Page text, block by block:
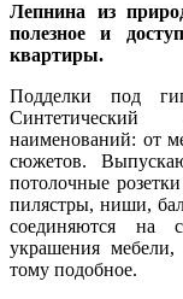
Лепнина из
полезное и
квартиры.
Подделки под
Синтетический
наименований: от
сюжетов.
потолочные
пилястры, ниши,
соединяются на
украшения мебели,
тому подобное.